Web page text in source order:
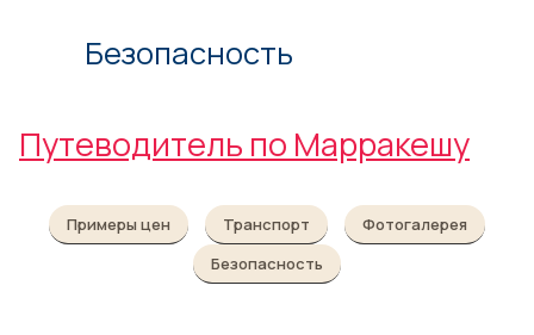
Безопасность
Путеводитель по Марракешу
Примеры цен Транспорт
Фотогалерея
Безопасность